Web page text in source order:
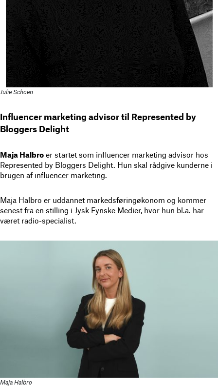
Julie Schoen
Influencer marketing advisor til Represented by
Bloggers Delight
Maja Halbro er startet som influencer marketing advisor hos
Represented by Bloggers Delight. Hun skal rådgive kunderne i
brugen af influencer marketing.
Maja Halbro er uddannet markedsføringøkonom og kommer
senest fra en stilling i Jysk Fynske Medier, hvor hun bl.a. har
været radio-specialist.
Maja Halbro